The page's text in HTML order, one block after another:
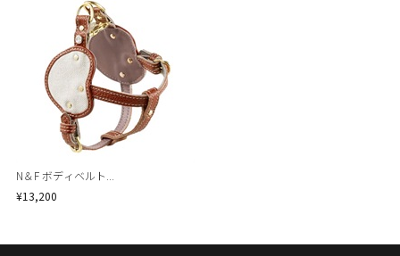
N＆F ボディベルト...
¥13,200